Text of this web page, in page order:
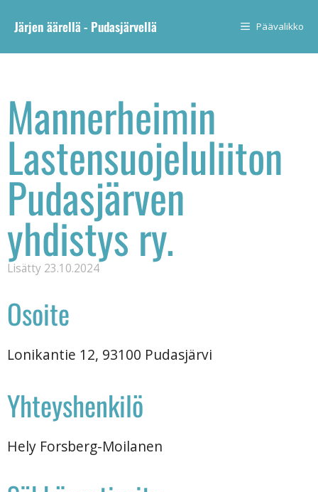
Järjen äärellä - Pudasjärvellä Päävalikko
Mannerheimin
Lastensuojeluliiton
Pudasjärven
yhdistys ry.
Lisätty 23.10.2024
Osoite
Lonikantie 12, 93100 Pudasjärvi
Yhteyshenkilö
Hely Forsberg-Moilanen